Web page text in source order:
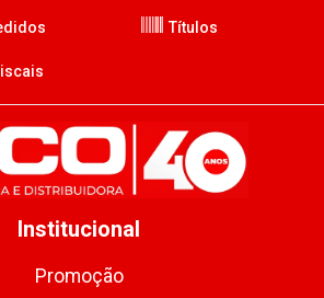
Títulos
Institucional
Promoção